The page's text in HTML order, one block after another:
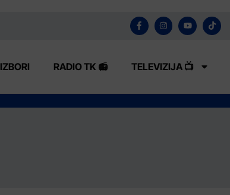
IZBORI RADIO TK 📻 TELEVIZIJA 📺